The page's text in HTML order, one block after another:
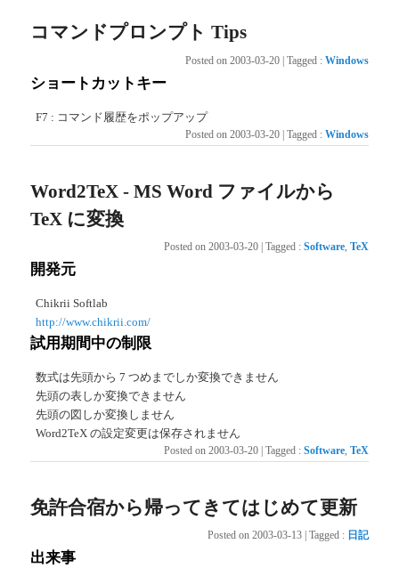
コマンドプロンプト Tips
Posted on 2003-03-20 | Tagged : Windows
ショートカットキー
F7 : コマンド履歴をポップアップ
Posted on 2003-03-20 | Tagged : Windows
Word2TeX - MS Word ファイルから
TeX に変換
Posted on 2003-03-20 Tagged : Software, TeX
開発元
Chikrii Softlab
http://www.chikrii.com/
試用期間中の制限
数式は先頭から 7 つめまでしか変換できません
先頭の表しか変換できません
先頭の図しか変換しません
Word2TeX の設定変更は保存されません
Posted on 2003-03-20 | Tagged : Software, TeX
免許合宿から帰ってきてはじめて更新
Posted on 2003-03-13 Tagged : 日記
出来事